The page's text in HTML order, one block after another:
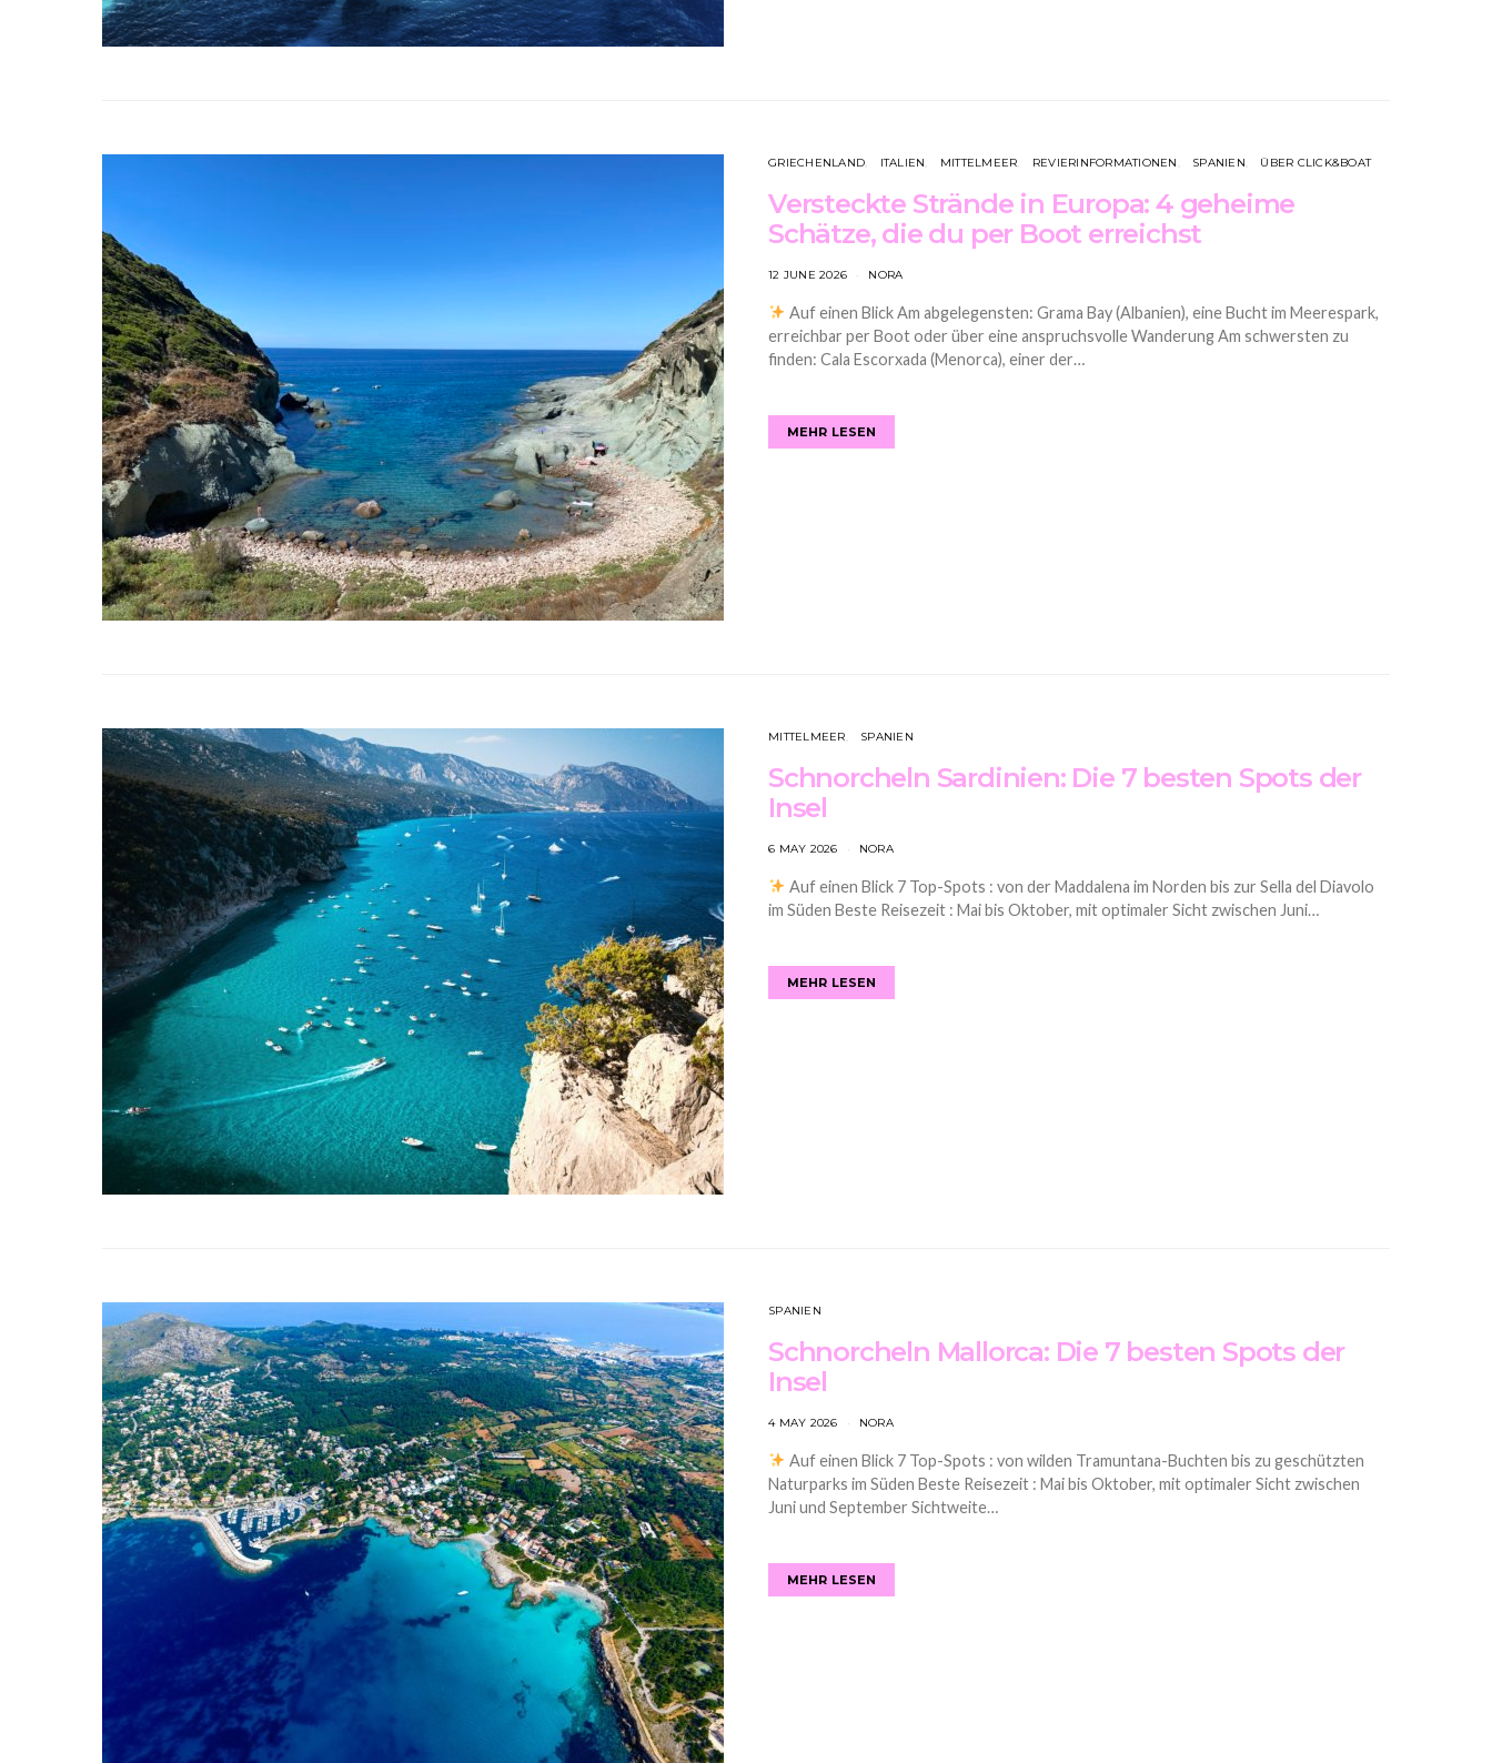
GRIECHENLAND ITALIEN MITTELMEER REVIERINFORMATIONEN SPANIEN ÜBER CLICK&BOAT
Versteckte Strände in Europa: 4 geheime
Schätze, die du per Boot erreichst
12 JUNE 2026 NORA
Auf einen Blick Am abgelegensten: Grama Bay (Albanien), eine Bucht im Meerespark,
erreichbar per Boot oder über eine anspruchsvolle Wanderung Am schwersten zu
finden: Cala Escorxada (Menorca), einer der…
MEHR LESEN
MITTELMEER SPANIEN
Schnorcheln Sardinien: Die 7 besten Spots der
Insel
6 MAY 2026 NORA
Auf einen Blick 7 Top-Spots : von der Maddalena im Norden bis zur Sella del Diavolo
im Süden Beste Reisezeit : Mai bis Oktober, mit optimaler Sicht zwischen Juni…
MEHR LESEN
SPANIEN
Schnorcheln Mallorca: Die 7 besten Spots der
Insel
4 MAY 2026 NORA
Auf einen Blick 7 Top-Spots : von wilden Tramuntana-Buchten bis zu geschützten
Naturparks im Süden Beste Reisezeit : Mai bis Oktober, mit optimaler Sicht zwischen
Juni und September Sichtweite…
MEHR LESEN